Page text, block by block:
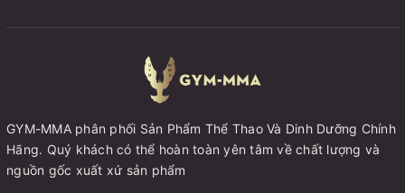
GYM-MMA phân phối Sản Phẩm Thể Thao Và Dinh Dưỡng Chính
Hãng. Quý khách có thể hoàn toàn yên tâm về chất lượng và
nguồn gốc xuất xứ sản phẩm